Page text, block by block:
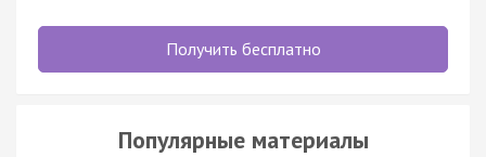
Получить бесплатно
Популярные материалы